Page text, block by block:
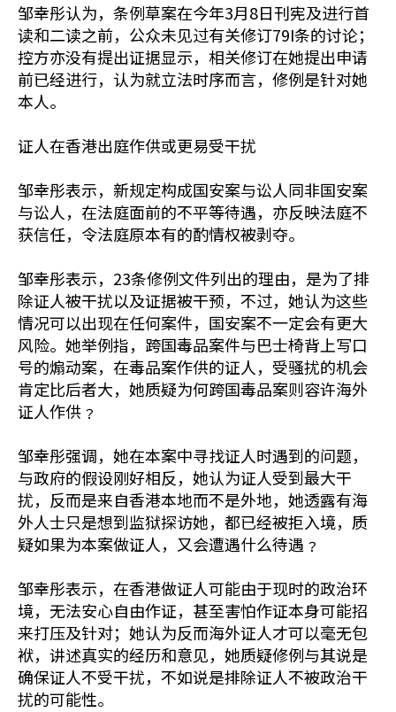
邹幸彤认为，条例草案在今年3月8日刊宪及进行首
读和二读之前，公众未见过有关修订79I条的讨论；
控方亦没有提出证据显示，相关修订在她提出申请
前已经进行，认为就立法时序而言，修例是针对她
本人。
证人在香港出庭作供或更易受干扰
邹幸彤表示，新规定构成国安案与讼人同非国安案
与讼人，在法庭面前的不平等待遇，亦反映法庭不
获信任，令法庭原本有的酌情权被剥夺。
邹幸彤表示，23条修例文件列出的理由，是为了排
除证人被干扰以及证据被干预，不过，她认为这些
情况可以出现在任何案件，国安案不一定会有更大
风险。她举例指，跨国毒品案件与巴士椅背上写口
号的煽动案，在毒品案作供的证人，受骚扰的机会
肯定比后者大，她质疑为何跨国毒品案则容许海外
证人作供﹖
邹幸彤强调，她在本案中寻找证人时遇到的问题，
与政府的假设刚好相反，她认为证人受到最大干
扰，反而是来自香港本地而不是外地，她透露有海
外人士只是想到监狱探访她，都已经被拒入境，质
疑如果为本案做证人，又会遭遇什么待遇﹖
邹幸彤表示，在香港做证人可能由于现时的政治环
境，无法安心自由作证，甚至害怕作证本身可能招
来打压及针对；她认为反而海外证人才可以毫无包
袱，讲述真实的经历和意见，她质疑修例与其说是
确保证人不受干扰，不如说是排除证人不被政治干
扰的可能性。